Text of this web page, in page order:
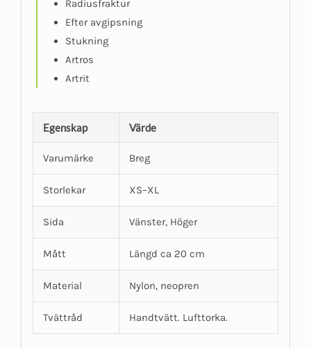
Radiusfraktur
Efter avgipsning
Stukning
Artros
Artrit
Egenskap Värde
Varumärke Breg
Storlekar XS–XL
Sida Vänster, Höger
Mått Längd ca 20 cm
Material Nylon, neopren
Tvättråd Handtvätt. Lufttorka.